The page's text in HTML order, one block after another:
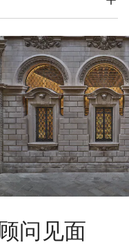
递从周一到周五执行，
的更多信息，请参考运
换货服务。更多信息，
问见面